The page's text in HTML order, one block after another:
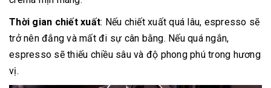
Thời gian chiết xuất: Nếu chiết xuất quá lâu, espresso sẽ
trở nên đắng và mất đi sự cân bằng. Nếu quá ngắn,
espresso sẽ thiếu chiều sâu và độ phong phú trong hương
vị.